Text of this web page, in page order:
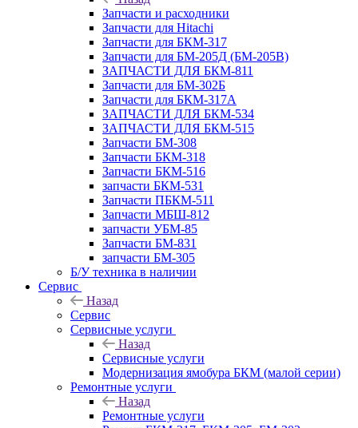
Запчасти и расходники
Запчасти для Hitachi
Запчасти для БКМ-317
Запчасти для БМ-205Д (БМ-205В)
ЗАПЧАСТИ ДЛЯ БКМ-811
Запчасти для БМ-302Б
Запчасти для БКМ-317А
ЗАПЧАСТИ ДЛЯ БКМ-534
ЗАПЧАСТИ ДЛЯ БКМ-515
Запчасти БМ-308
Запчасти БКМ-318
Запчасти БКМ-516
запчасти БКМ-531
Запчасти ПБКМ-511
Запчасти МБШ-812
запчасти УБМ-85
Запчасти БМ-831
запчасти БМ-305
Б/У техника в наличии
Сервис
Назад
Сервис
Сервисные услуги
Назад
Сервисные услуги
Модернизация ямобура БКМ (малой серии)
Ремонтные услуги
Назад
Ремонтные услуги